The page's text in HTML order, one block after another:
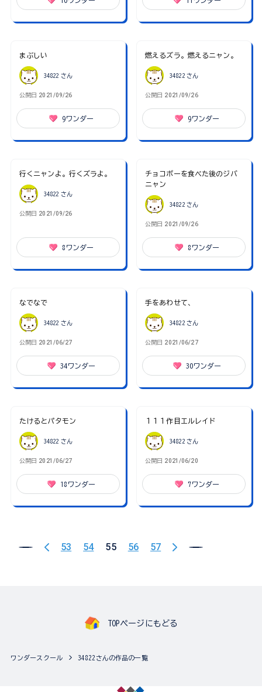
まぶしい
34822 さん
公開日 2021/09/26
9ワンダー
燃えるズラ。燃えるニャン。
34822 さん
公開日 2021/09/26
9ワンダー
行くニャンよ。行くズラよ。
34822 さん
公開日 2021/09/26
8 ワンダー
チョコボーを食べた後のジバ
ニャン
34822 さん
公開日 2021/09/26
8 ワンダー
なでなで
34822 さん
公開日 2021/06/27
34ワンダー
手をあわせて、
34822 さん
公開日 2021/06/27
30ワンダー
たけるとパタモン
34822 さん
公開日 2021/06/27
18 ワンダー
１１１作目エルレイド
34822 さん
公開日 2021/06/20
7ワンダー
53 54 55 56 57
TOPページにもどる
ワンダースクール 34822さんの作品の一覧